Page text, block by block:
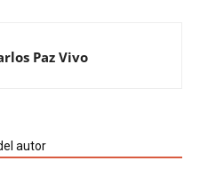
Paz Vivo
autor